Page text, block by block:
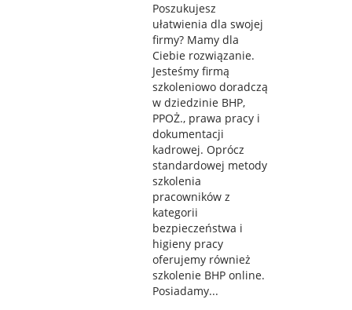
Poszukujesz
ułatwienia dla swojej
firmy? Mamy dla
Ciebie rozwiązanie.
Jesteśmy firmą
szkoleniowo doradczą
w dziedzinie BHP,
PPOŻ., prawa pracy i
dokumentacji
kadrowej. Oprócz
standardowej metody
szkolenia
pracowników z
kategorii
bezpieczeństwa i
higieny pracy
oferujemy również
szkolenie BHP online.
Posiadamy...